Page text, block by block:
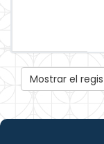
Mostrar el